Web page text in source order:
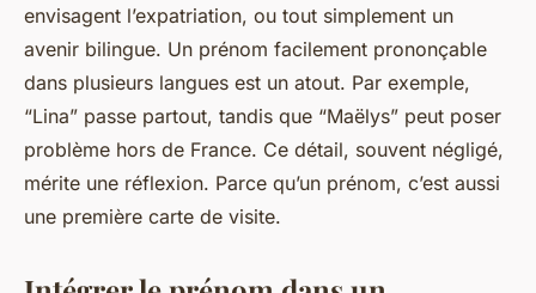
envisagent l’expatriation, ou tout simplement un
avenir bilingue. Un prénom facilement prononçable
dans plusieurs langues est un atout. Par exemple,
“Lina” passe partout, tandis que “Maëlys” peut poser
problème hors de France. Ce détail, souvent négligé,
mérite une réflexion. Parce qu’un prénom, c’est aussi
une première carte de visite.